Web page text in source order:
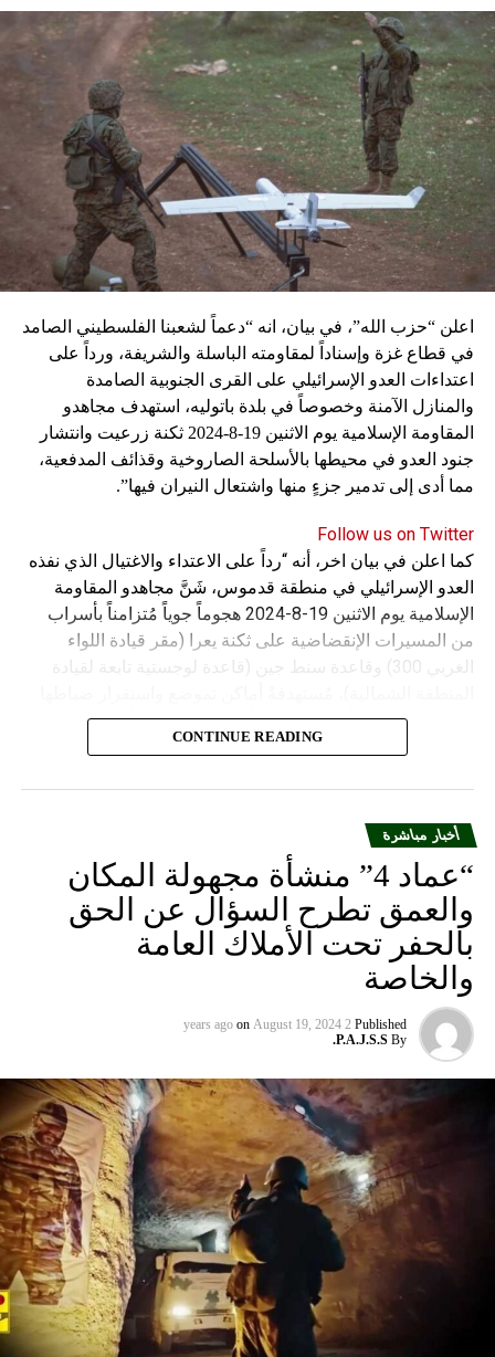
اعلن “حزب الله”، في بيان، انه “دعماً لشعبنا الفلسطيني الصامد
في قطاع غزة وإسناداً لمقاومته الباسلة ‌‏‌‏‌والشريفة، ورداً على
اعتداءات العدو الإسرائيلي على القرى الجنوبية الصامدة
والمنازل الآمنة وخصوصاً في بلدة باتوليه، استهدف مجاهدو
المقاومة الإسلامية يوم الاثنين 19-8-2024 ثكنة زرعيت وانتشار
جنود العدو في محيطها بالأسلحة الصاروخية وقذائف المدفعية،
مما أدى إلى تدمير جزءٍ منها واشتعال النيران فيها”.
Follow us on Twitter
كما اعلن في بيان اخر، أنه “رداً على الاعتداء والاغتيال الذي نفذه
العدو الإسرائيلي في منطقة قدموس، شَنَّ مجاهدو المقاومة
الإسلامية يوم الاثنين 19-8-2024 هجوماً جوياً مُتزامناً بأسراب
من المسيرات الإنقضاضية على ثكنة يعرا (مقر قيادة اللواء
الغربي 300) وقاعدة سنط جين (قاعدة لوجستية تابعة لقيادة
وجنودها وأصابت أهدافها بدقة وأوقعت فيهم عدداً من القتلى
CONTINUE READING
أخبار مباشرة
“عماد 4” منشأة مجهولة المكان
والعمق تطرح السؤال عن الحق
بالحفر تحت الأملاك العامة
والخاصة
Published
2 years ago
on August 19, 2024
By
P.A.J.S.S.